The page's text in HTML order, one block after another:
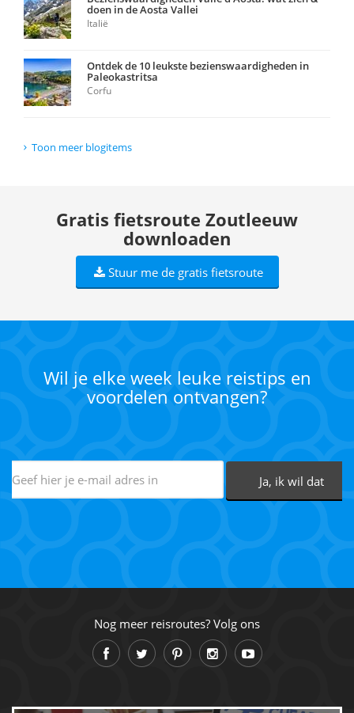
doen in de Aosta Vallei
Italië
Ontdek de 10 leukste bezienswaardigheden in
Paleokastritsa
Corfu
Toon meer blogitems
Gratis fietsroute Zoutleeuw
downloaden
Stuur me de gratis fietsroute
Wil je elke week leuke reistips en
voordelen ontvangen?
Nog meer reisroutes? Volg ons